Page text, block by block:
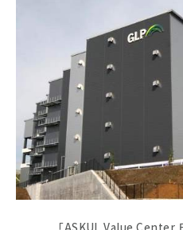
「ASKUL Value Center